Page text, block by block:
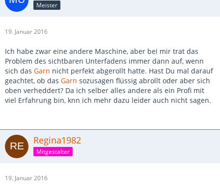
Meister
19. Januar 2016
Ich habe zwar eine andere Maschine, aber bei mir trat das
Problem des sichtbaren Unterfadens immer dann auf, wenn
sich das Garn nicht perfekt abgerollt hatte. Hast Du mal darauf
geachtet, ob das Garn sozusagen flüssig abrollt oder aber sich
oben verheddert? Da ich selber alles andere als ein Profi mit
viel Erfahrung bin, knn ich mehr dazu leider auch nicht sagen.
Regina1982
Mitgestalter
19. Januar 2016